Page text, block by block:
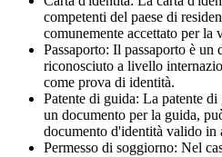
competenti del paese di
comunemente accettato per la
Passaporto: Il passaporto è un
riconosciuto a livello
come prova di identità.
Patente di guida: La patente
un documento per la guida,
documento d'identità valido in
Permesso di soggiorno: Nel